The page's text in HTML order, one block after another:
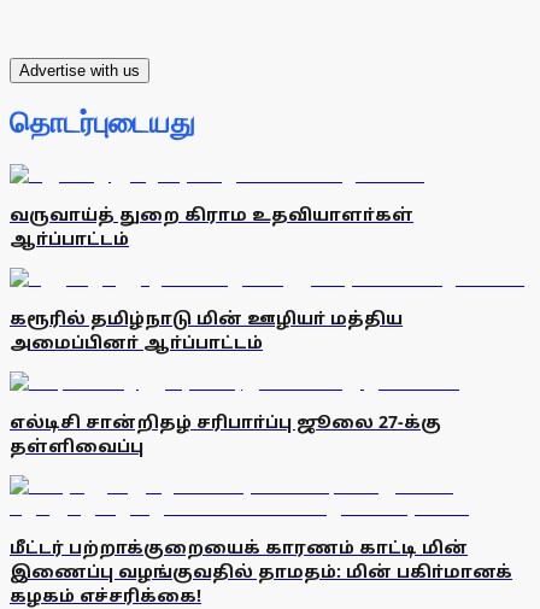
Advertise with us
தொடர்புடையது
வருவாய்த் துறை கிராம உதவியாளா்கள்
ஆா்ப்பாட்டம்
கரூரில் தமிழ்நாடு மின் ஊழியா் மத்திய
அமைப்பினா் ஆா்ப்பாட்டம்
எல்டிசி சான்றிதழ் சரிபாா்ப்பு ஜூலை 27-க்கு
தள்ளிவைப்பு
மீட்டர் பற்றாக்குறையைக் காரணம் காட்டி மின்
இணைப்பு வழங்குவதில் தாமதம்: மின் பகிா்மானக்
கழகம் எச்சரிக்கை!